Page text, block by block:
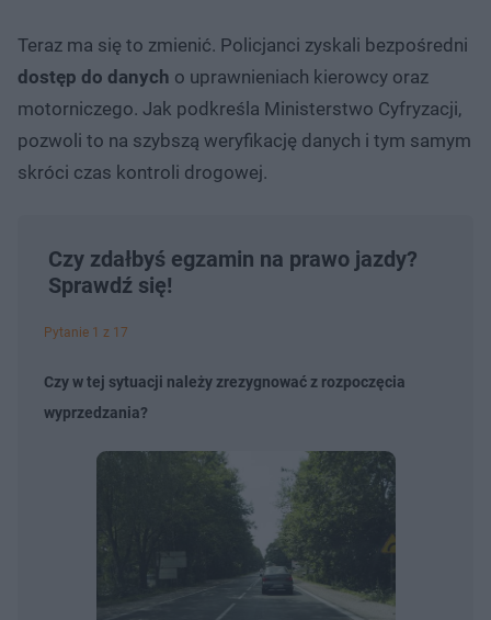
Teraz ma się to zmienić. Policjanci zyskali bezpośredni
dostęp do danych o uprawnieniach kierowcy oraz
motorniczego. Jak podkreśla Ministerstwo Cyfryzacji,
pozwoli to na szybszą weryfikację danych i tym samym
skróci czas kontroli drogowej.
Czy zdałbyś egzamin na prawo jazdy?
Sprawdź się!
Pytanie 1 z 17
Czy w tej sytuacji należy zrezygnować z rozpoczęcia
wyprzedzania?